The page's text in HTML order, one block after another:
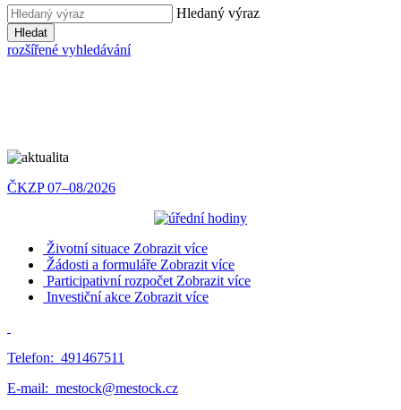
Hledaný výraz
Hledat
rozšířené vyhledávání
ČKZP 07–08/2026
Životní situace Zobrazit více
Žádosti a formuláře Zobrazit více
Participativní rozpočet Zobrazit více
Investiční akce Zobrazit více
Telefon: 491467511
E-mail: mestock@mestock.cz